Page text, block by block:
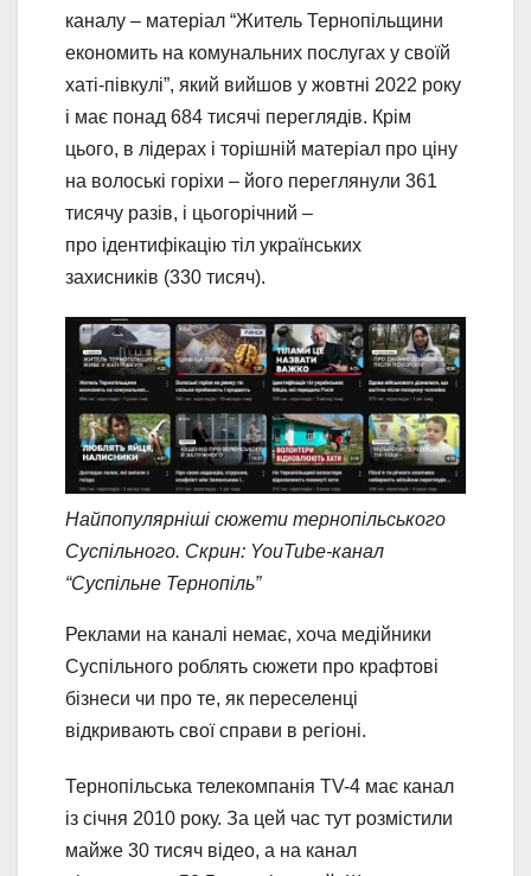
каналу – матеріал “Житель Тернопільщини
економить на комунальних послугах у своїй
хаті-півкулі”, який вийшов у жовтні 2022 року
і має понад 684 тисячі переглядів. Крім
цього, в лідерах і торішній матеріал про ціну
на волоські горіхи – його переглянули 361
тисячу разів, і цьогорічний –
про ідентифікацію тіл українських
захисників (330 тисяч).
Найпопулярніші сюжети тернопільського
Суспільного. Скрин: YouTube-канал
“Суспільне Тернопіль”
Реклами на каналі немає, хоча медійники
Суспільного роблять сюжети про крафтові
бізнеси чи про те, як переселенці
відкривають свої справи в регіоні.
Тернопільська телекомпанія TV-4 має канал
із січня 2010 року. За цей час тут розмістили
майже 30 тисяч відео, а на канал